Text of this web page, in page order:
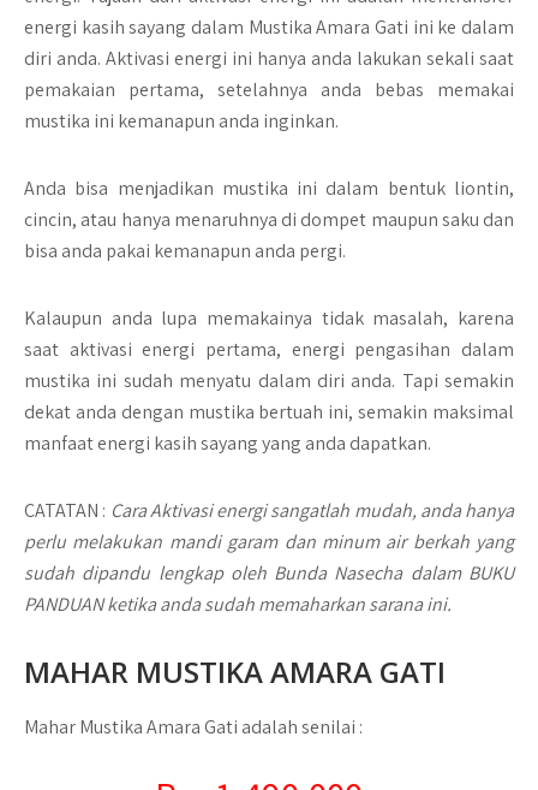
energi kasih sayang dalam Mustika Amara Gati ini ke dalam
diri anda. Aktivasi energi ini hanya anda lakukan sekali saat
pemakaian pertama, setelahnya anda bebas memakai
mustika ini kemanapun anda inginkan.
Anda bisa menjadikan mustika ini dalam bentuk liontin,
cincin, atau hanya menaruhnya di dompet maupun saku dan
bisa anda pakai kemanapun anda pergi.
Kalaupun anda lupa memakainya tidak masalah, karena
saat aktivasi energi pertama, energi pengasihan dalam
mustika ini sudah menyatu dalam diri anda. Tapi semakin
dekat anda dengan mustika bertuah ini, semakin maksimal
manfaat energi kasih sayang yang anda dapatkan.
CATATAN : Cara Aktivasi energi sangatlah mudah, anda hanya
perlu melakukan mandi garam dan minum air berkah yang
sudah dipandu lengkap oleh Bunda Nasecha dalam BUKU
PANDUAN ketika anda sudah memaharkan sarana ini.
MAHAR MUSTIKA AMARA GATI
Mahar Mustika Amara Gati adalah senilai :